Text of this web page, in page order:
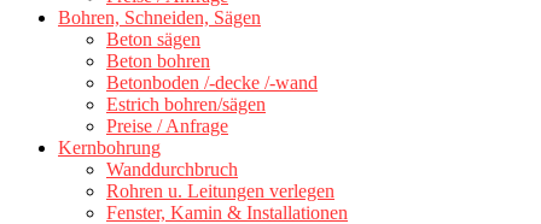
Bohren, Schneiden, Sägen
Beton sägen
Beton bohren
Betonboden /-decke /-wand
Estrich bohren/sägen
Preise / Anfrage
Kernbohrung
Wanddurchbruch
Rohren u. Leitungen verlegen
Fenster, Kamin & Installationen